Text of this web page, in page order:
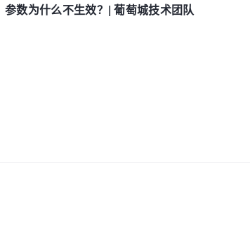
数为什么不生效？| 葡萄城技术团队